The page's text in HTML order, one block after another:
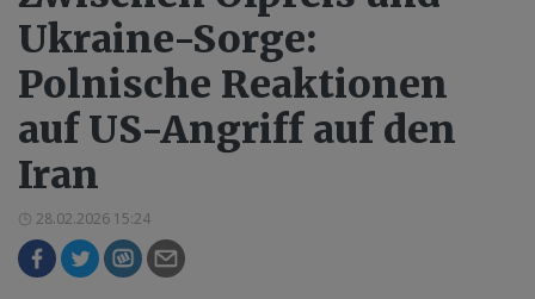
Ukraine-Sorge:
Polnische Reaktionen
auf US-Angriff auf den
Iran
28.02.2026 15:24